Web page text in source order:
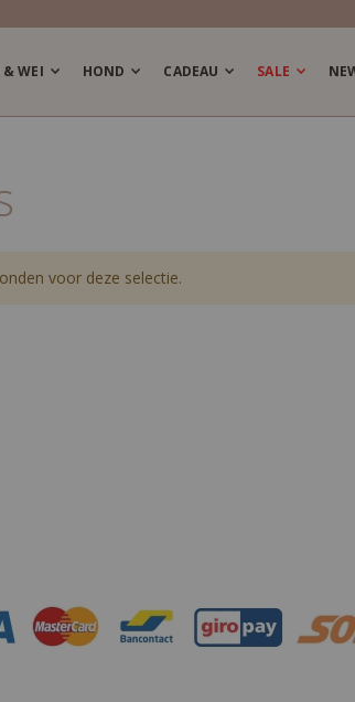
& WEI HOND CADEAU SALE
voor deze selectie.